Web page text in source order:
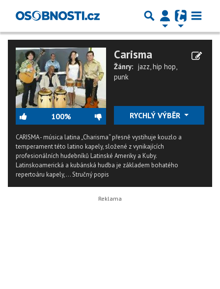
100%
Carisma
Žánry: jazz,hip hop,
punk
RYCHLÝ VÝBĚR
CARISMA - música latina „Charisma“ přesně vystihuje kouzlo a
temperament této latino kapely, složené z vynikajících
profesionálních hudebníků Latinské Ameriky a Kuby.
Latinskoamerická a kubánská hudba je základem bohatého
repertoáru kapely,...Stručný popis